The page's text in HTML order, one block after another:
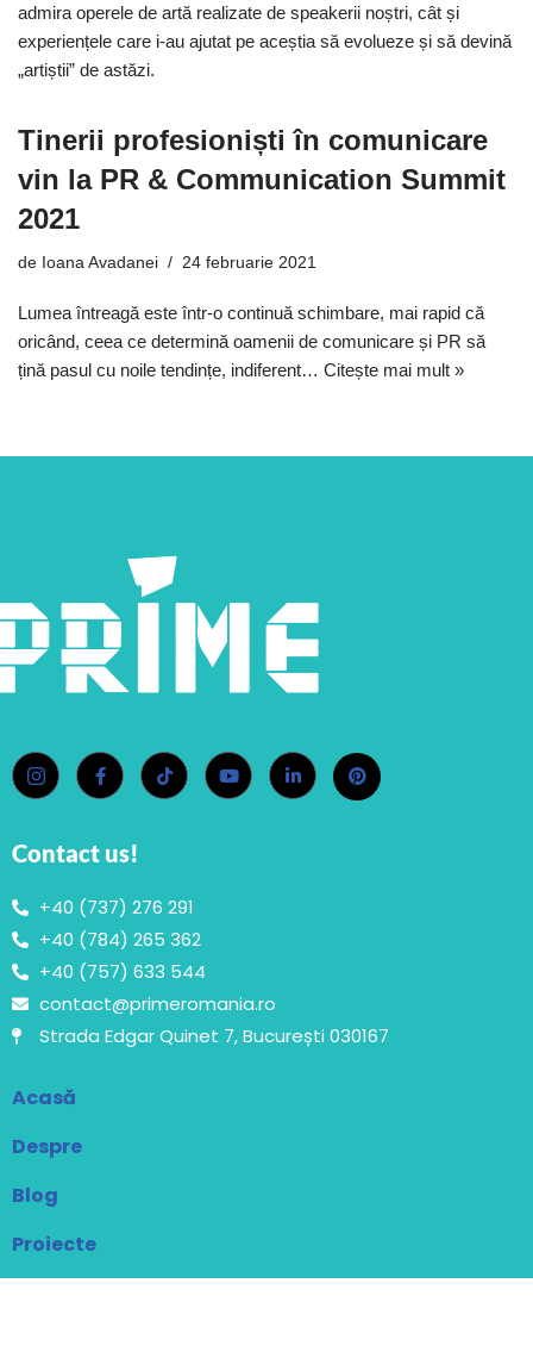
admira operele de artă realizate de speakerii noștri, cât și
experiențele care i-au ajutat pe aceștia să evolueze și să devină
„artiștii” de astăzi.
Tinerii profesioniști în comunicare
vin la PR & Communication Summit
2021
de Ioana Avadanei 24 februarie 2021
Lumea întreagă este într-o continuă schimbare, mai rapid că
oricând, ceea ce determină oamenii de comunicare și PR să
țină pasul cu noile tendințe, indiferent… Citește mai mult »
Contact us!
+40 (737) 276 291
+40 (784) 265 362
+40 (757) 633 544
contact@primeromania.ro
Strada Edgar Quinet 7, București 030167
Acasă
Despre
Blog
Proiecte